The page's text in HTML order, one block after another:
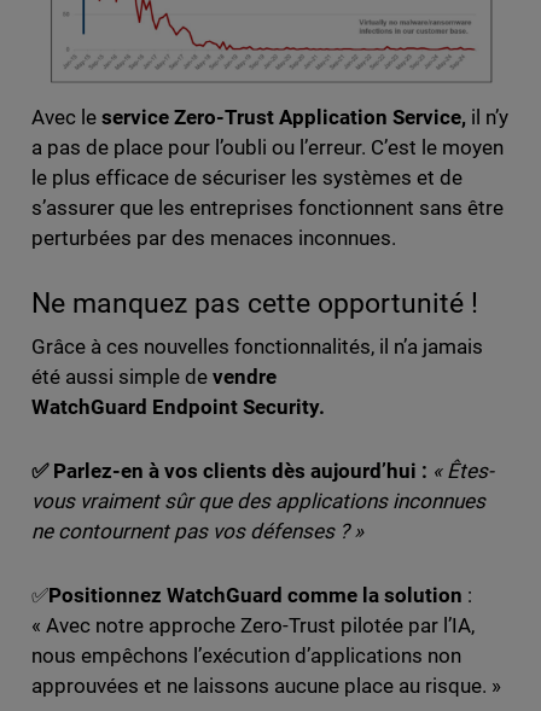
Avec le service Zero-Trust Application Service, il n’y
a pas de place pour l’oubli ou l’erreur. C’est le moyen
le plus efficace de sécuriser les systèmes et de
s’assurer que les entreprises fonctionnent sans être
perturbées par des menaces inconnues.
Ne manquez pas cette opportunité !
Grâce à ces nouvelles fonctionnalités, il n’a jamais
été aussi simple de vendre
WatchGuard Endpoint Security.
✅ Parlez-en à vos clients dès aujourd’hui : « Êtes-
vous vraiment sûr que des applications inconnues
ne contournent pas vos défenses ? »
✅Positionnez WatchGuard comme la solution :
« Avec notre approche Zero-Trust pilotée par l’IA,
nous empêchons l’exécution d’applications non
approuvées et ne laissons aucune place au risque. »